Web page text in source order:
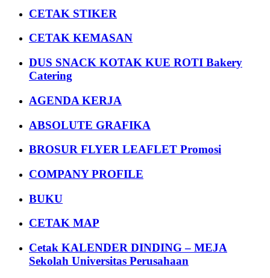
CETAK STIKER
CETAK KEMASAN
DUS SNACK KOTAK KUE ROTI Bakery
Catering
AGENDA KERJA
ABSOLUTE GRAFIKA
BROSUR FLYER LEAFLET Promosi
COMPANY PROFILE
BUKU
CETAK MAP
Cetak KALENDER DINDING – MEJA
Sekolah Universitas Perusahaan